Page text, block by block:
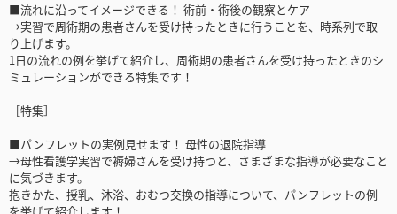
■流れに沿ってイメージできる！ 術前・術後の観察とケア
→実習で周術期の患者さんを受け持ったときに行うことを、時系列で取
り上げます。
1日の流れの例を挙げて紹介し、周術期の患者さんを受け持ったときのシ
ミュレーションができる特集です！
［特集］
■パンフレットの実例見せます！ 母性の退院指導
→母性看護学実習で褥婦さんを受け持つと、さまざまな指導が必要なこと
に気づきます。
抱きかた、授乳、沐浴、おむつ交換の指導について、パンフレットの例